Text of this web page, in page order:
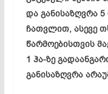
და განისაზღვრა
ჩათვლით, ასევე
წარმოებისთვის
1 ჰა-ზე
განისაზღვრა